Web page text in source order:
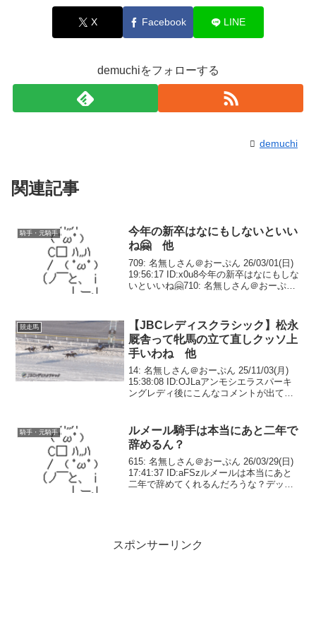
X Facebook LINE
demuchiをフォローする
demuchi
関連記事
騎手・元騎手
今年の新卒はなにもしないといい
ね🤗 他
709: 名無しさん＠おーぷん 26/03/01(日)
19:56:17 ID:x0u8今年の新卒はなにもしな
いといいね🤗710: 名無しさん＠おーぷん
競走馬
【JBCレディスクラシック】松永
厩舎って牝馬の立て直しクッソ上
手いわね 他
14: 名無しさん＠おーぷん 25/11/03(月)
15:38:08 ID:OJLaアンモシエラスパーキ
ングレディ後にこんなコメントが出てた
pic.twitter.com/6...
騎手・元騎手
ルメール騎手は本当にあと二年で
辞めるん？
615: 名無しさん＠おーぷん 26/03/29(日)
17:41:37 ID:aFSzルメールは本当にあと
二年で辞めてくれるんだろうな？デット
スポンサーリンク